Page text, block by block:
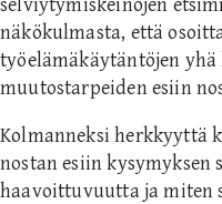
näkökulmasta, että
työelämäkäytäntöjen
muutostarpeiden esiin
Kolmanneksi herkkyyttä
nostan esiin
haavoittuvuutta ja miten